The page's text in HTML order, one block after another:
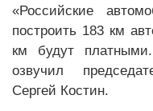
«Российские
построить 183 км
км будут
озвучил
Сергей Костин.